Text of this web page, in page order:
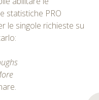
statistiche PRO
le singole richieste su